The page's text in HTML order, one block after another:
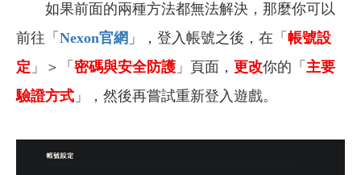
如果前面的兩種方法都無法解決，那麼你可以
前往「 Nexon官網 」，登入帳號之後，在「 帳號設
定 」＞「 密碼與安全防護 」頁面， 更改你的「 主要
驗證方式 」，然後再嘗試重新登入遊戲。